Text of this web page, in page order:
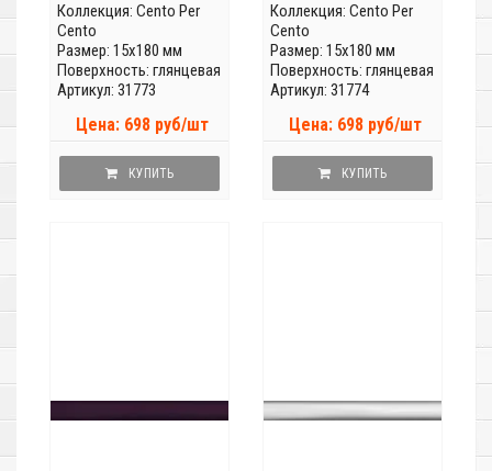
Коллекция: Cento Per
Cento
Размер: 15x180 мм
Поверхность: глянцевая
Артикул: 31773
Цена: 698 руб/шт
КУПИТЬ
Коллекция: Cento Per
Cento
Размер: 15x180 мм
Поверхность: глянцевая
Артикул: 31774
Цена: 698 руб/шт
КУПИТЬ